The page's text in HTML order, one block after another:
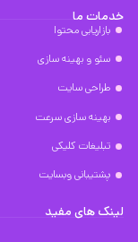
خدمات ما
بازاریابی محتوا
سئو و بهینه سازی
طراحی سایت
بهینه سازی سرعت
تبلیغات کلیکی
پشتیبانی وبسایت
لینک های مفید